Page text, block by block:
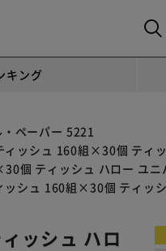
キング
ペーパー 5221
ィッシュ 160組×30個 ティ
個 ティッシュ ハロー ユ
ッシュ 160組×30個 ティッ
ッシュ ハロ